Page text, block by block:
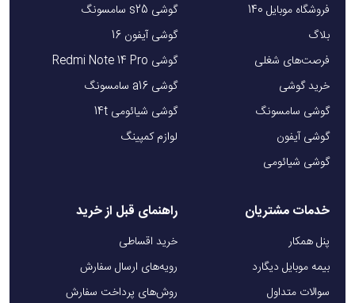
فروشگاه موبایل 140
بلاگ
فرصت‌های شغلی
خرید گوشی
گوشی سامسونگ
گوشی آیفون
گوشی شیائومی
گوشی s25 سامسونگ
گوشی آیفون 16
گوشی Redmi Note 14 Pro
گوشی a16 سامسونگ
گوشی شیائومی 14t
لوازم کمپینگ
خدمات مشتریان
پنل همکار
بیمه موبایل دیگارد
سوالات متداول
راهنمای قبل از خرید
خرید اقساطی
رویه‌های ارسال سفارش
روش‌های پرداخت سفارش